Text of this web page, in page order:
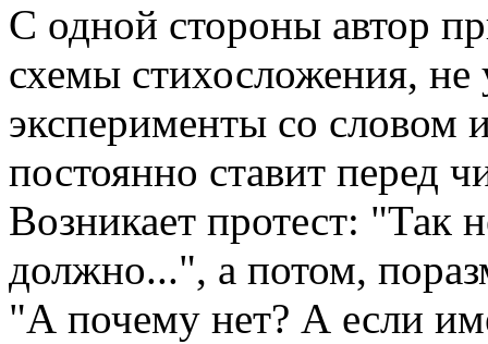
С одной стороны автор
схемы стихосложения,
эксперименты со словом
постоянно ставит перед
Возникает протест: "Так
должно...", а потом,
"А почему нет? А если